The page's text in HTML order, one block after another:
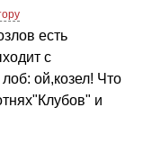
есть
с
ой,козел! Что
и